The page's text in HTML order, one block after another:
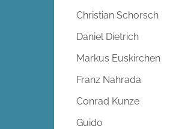
Christian Schorsch
Daniel Dietrich
Markus Euskirchen
Franz Nahrada
Conrad Kunze
Guido